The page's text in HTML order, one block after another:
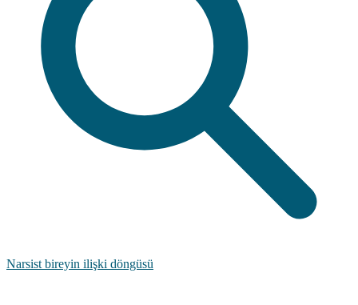
Narsist bireyin ilişki döngüsü